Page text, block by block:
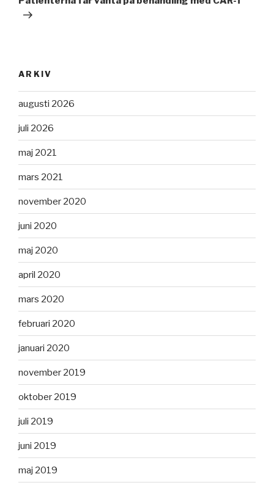
ARKIV
augusti 2026
juli 2026
maj 2021
mars 2021
november 2020
juni 2020
maj 2020
april 2020
mars 2020
februari 2020
januari 2020
november 2019
oktober 2019
juli 2019
juni 2019
maj 2019